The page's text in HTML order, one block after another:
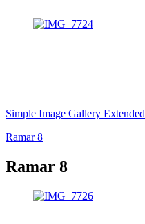
Simple Image Gallery Extended
Ramar 8
Ramar 8